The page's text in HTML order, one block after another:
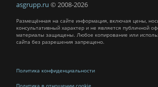
asgrupp.ru © 2008-2026
Размещённая на сайте информация, включая цены,
консультативный характер и не является публичной
материалы защищены. Любое копирование или
сайта без разрешения запрещено.
Политика конфиденциальности
Политика в отношении cookie